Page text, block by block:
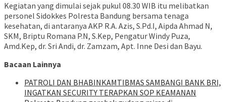
Kegiatan yang dimulai sejak pukul 08.30 WIB itu melibatkan
personel Sidokkes Polresta Bandung bersama tenaga
kesehatan, di antaranya AKP R.A. Azis, S.Pd.I, Aipda Ahmad N,
SKM, Briptu Romana P.N, S.Kep, Pengatur Windy Puza,
Amd.Kep, dr. Sri Andi, dr. Zamzam, Apt. Inne Desi dan Bayu.
Bacaan Lainnya
‎PATROLI DAN BHABINKAMTIBMAS SAMBANGI BANK BRI,
INGATKAN SECURITY TERAPKAN SOP KEAMANAN